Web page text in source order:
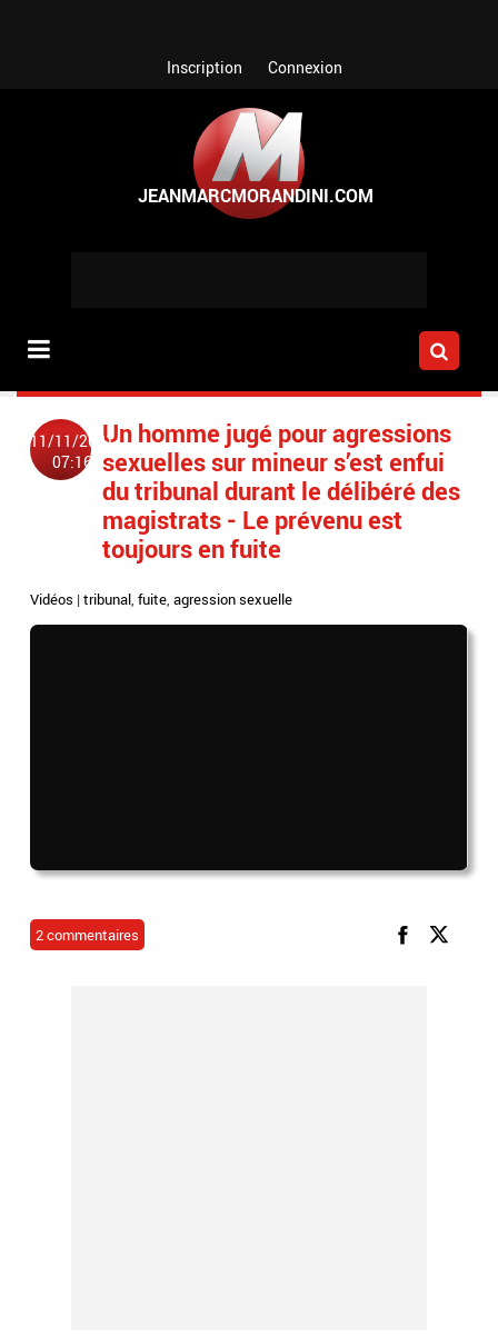
Inscription Connexion
11/11/2021
07:16
Un homme jugé pour agressions
sexuelles sur mineur s’est enfui
du tribunal durant le délibéré des
magistrats - Le prévenu est
toujours en fuite
Vidéos |tribunal,fuite,agression sexuelle
2 commentaires